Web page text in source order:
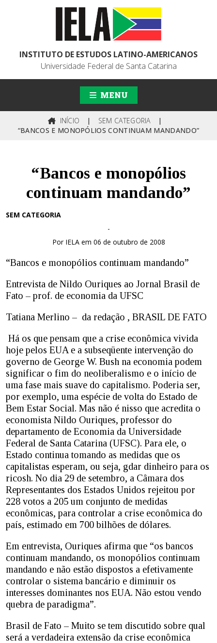
INSTITUTO DE ESTUDOS LATINO-AMERICANOS
Universidade Federal de Santa Catarina
MENU
INÍCIO | SEM CATEGORIA
|
“BANCOS E MONOPÓLIOS CONTINUAM MANDANDO”
“Bancos e monopólios
continuam mandando”
SEM CATEGORIA
-
Por IELA em 06 de outubro de 2008
“Bancos e monopólios continuam mandando”
Entrevista de Nildo Ouriques ao Jornal Brasil de
Fato – prof. de economia da UFSC
Tatiana Merlino – da redação , BRASIL DE FATO
Há os que pensam que a crise econômica vivida
hoje pelos EUA e a subseqüente intervenção do
governo de George W. Bush na economia podem
significar o fim do neoliberalismo e o início de
uma fase mais suave do capitalismo. Poderia ser,
por exemplo, uma espécie de volta do Estado de
Bem Estar Social. Mas não é nisso que acredita o
economista Nildo Ouriques, professor do
departamento de Economia da Universidade
Federal de Santa Catarina (UFSC). Para ele, o
Estado continua tomando as medidas que os
capitalistas esperam, ou seja, gdar dinheiro para os
ricosh. No dia 29 de setembro, a Câmara dos
Representantes dos Estados Unidos rejeitou por
228 votos a 205 um conjunto de medidas
econômicas, para controlar a crise econômica do
país, estimado em 700 bilhões de dólares.
Em entrevista, Ouriques afirma que “os bancos
continuam mandando, os monopólios continuam
mandando e não estão dispostos a efetivamente
controlar o sistema bancário e diminuir os
interesses dominantes nos EUA. Não estou vendo
quebra de paradigma”.
Brasil de Fato – Muito se tem discutido sobre qual
será a verdadeira extensão da crise econômica